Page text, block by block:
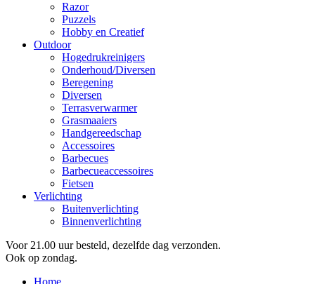
Razor
Puzzels
Hobby en Creatief
Outdoor
Hogedrukreinigers
Onderhoud/Diversen
Beregening
Diversen
Terrasverwarmer
Grasmaaiers
Handgereedschap
Accessoires
Barbecues
Barbecueaccessoires
Fietsen
Verlichting
Buitenverlichting
Binnenverlichting
Voor 21.00 uur besteld, dezelfde dag verzonden.
Ook op zondag.
Home